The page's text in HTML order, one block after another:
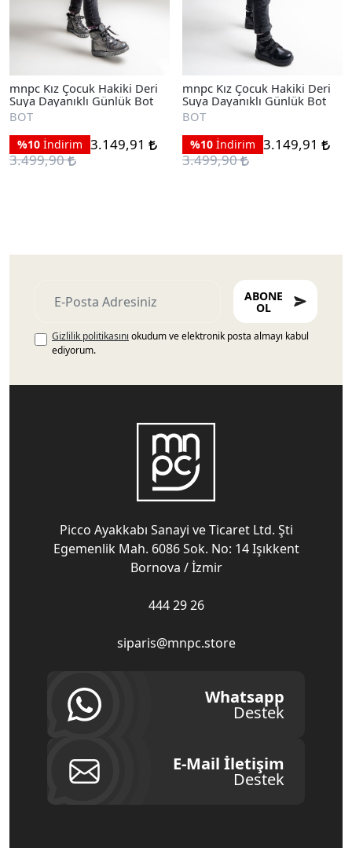
mnpc Kız Çocuk Hakiki Deri
Suya Dayanıklı Günlük Bot
BOT
%10 İndirim 3.149,91
3.499,90
mnpc Kız Çocuk Hakiki Deri
Suya Dayanıklı Günlük Bot
BOT
%10 İndirim 3.149,91
3.499,90
ABONE
OL
Gizlilik politikasını okudum ve elektronik posta almayı kabul
ediyorum.
Picco Ayakkabı Sanayi ve Ticaret Ltd. Şti
Egemenlik Mah. 6086 Sok. No: 14 Işıkkent
Bornova / İzmir
444 29 26
siparis@mnpc.store
Whatsapp
Destek
E-Mail İletişim
Destek